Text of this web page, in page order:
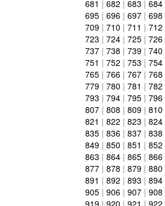
681 | 682 | 683 | 684
695| 696| 697| 698
709| 710 | 711 | 712
723 | 724| 725| 726
737| 738 | 739| 740
751 | 752 | 753 | 754
765| 766| 767| 768
779| 780 | 781 | 782
793 | 794| 795| 796
807| 808 | 809| 810
821 | 822 | 823 | 824
835| 836| 837| 838
849| 850 | 851 | 852
863 | 864| 865| 866
877| 878 | 879| 880
891 | 892 | 893 | 894
905| 906| 907| 908
919| 920 | 921 | 922